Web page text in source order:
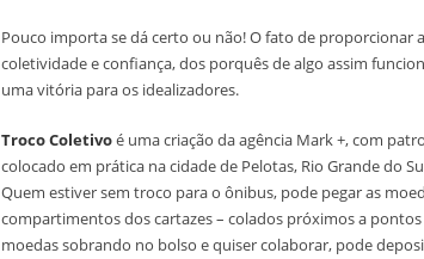
Pouco importa se dá certo ou não! O fato de proporcionar
coletividade e confiança, dos porquês de algo assim
uma vitória para os idealizadores.
Troco Coletivoé uma criação da agência Mark +, com
colocado em prática na cidade de Pelotas, Rio Grande do
Quem estiver sem troco para o ônibus, pode pegar as
compartimentos dos cartazes – colados próximos a
moedas sobrando no bolso e quiser colaborar, pode